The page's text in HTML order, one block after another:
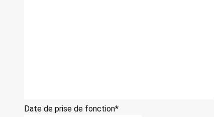
Date de prise de fonction*